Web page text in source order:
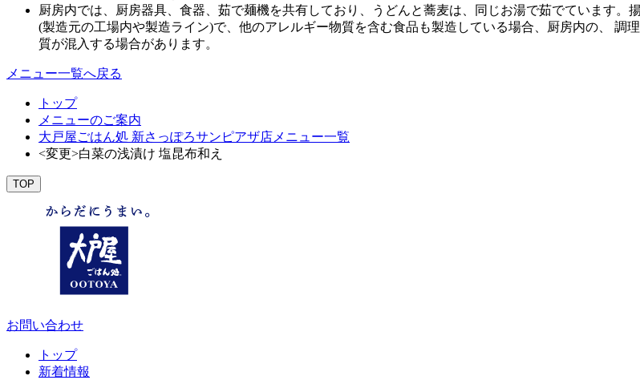
厨房内では、厨房器具、食器、茹で麺機を共有しており、うどんと蕎麦は、同じお湯で茹でています
(製造元の工場内や製造ライン)で、他のアレルギー物質を含む食品も製造している場合、厨房内の、 調
質が混入する場合があります。
メニュー一覧へ戻る
トップ
メニューのご案内
大戸屋ごはん処 新さっぽろサンピアザ店メニュー一覧
<変更>白菜の浅漬け 塩昆布和え
TOP
お問い合わせ
トップ
新着情報